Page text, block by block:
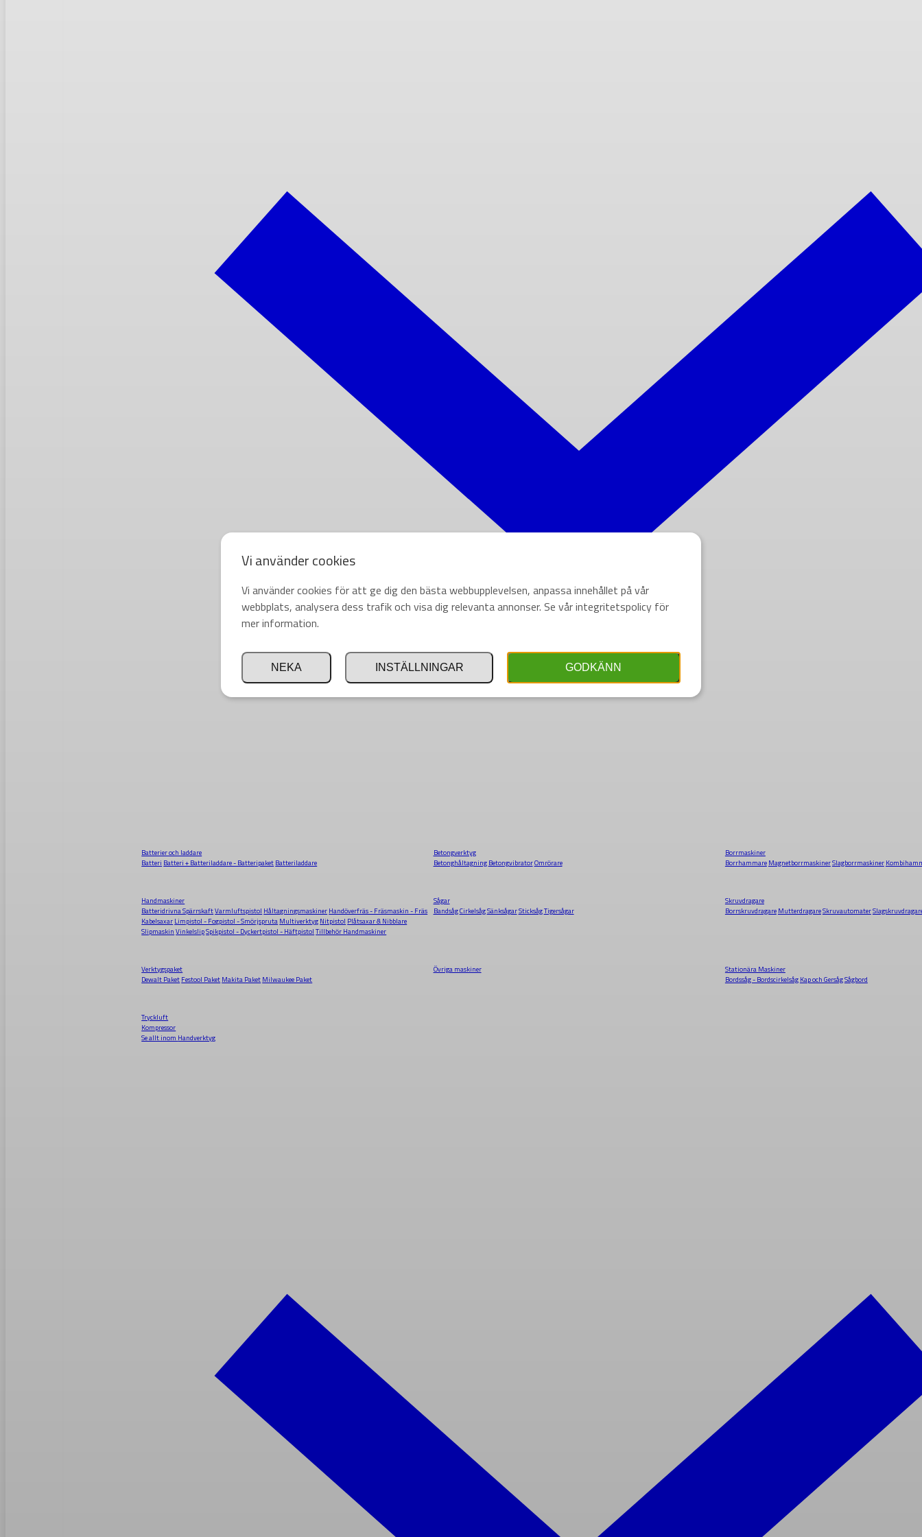
Batterier och laddare
Batteri Batteri + Batteriladdare - Batteripaket Batteriladdare
Betongverktyg
Betonghåltagning BetongvibratorOmrörare
Borrmaskiner
Borrhammare MagnetborrmaskinerSlagborrmaskiner
Handmaskiner
Batteridrivna SpärrskaftVarmluftspistol Håltagningsmaskiner Handöverfräs - Fräsmaskin - Fräs
Kabelsaxar Limpistol - Fogpistol - Smörjspruta Multiverktyg Nitpistol Plåtsaxar & Nibblare
Slipmaskin VinkelslipSpikpistol - Dyckertpistol - Häftpistol Tillbehör Handmaskiner
Sågar
BandsågCirkelsågSänksågarSticksågTigersågar
Skruvdragare
Borrskruvdragare MutterdragareSkruvautomater
Verktygspaket
Dewalt Paket Festool Paket Makita Paket Milwaukee Paket
Övriga maskiner
Stationära Maskiner
Bordssåg - Bordscirkelsåg Kap och GersågSågbord
Tryckluft
Kompressor
Se allt inom Handverktyg
Vi använder cookies
Vi använder cookies för att ge dig den bästa webbupplevelsen, anpassa innehållet på vår
webbplats, analysera dess trafik och visa dig relevanta annonser. Se vår integritetspolicy för
mer information.
GODKÄNN
INSTÄLLNINGAR
NEKA